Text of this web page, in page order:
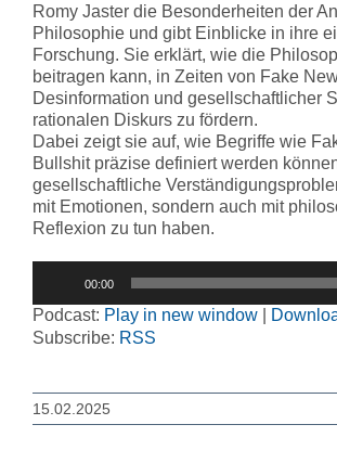
Romy Jaster die Besonderheiten der
Philosophie und gibt Einblicke in ihre
Forschung. Sie erklärt, wie die
beitragen kann, in Zeiten von Fake
Desinformation und gesellschaftlicher
rationalen Diskurs zu fördern.
Dabei zeigt sie auf, wie Begriffe wie
Bullshit präzise definiert werden
gesellschaftliche
mit Emotionen, sondern auch mit
Reflexion zu tun haben.
00:00
Podcast: Play in new window
Subscribe: RSS
15.02.2025